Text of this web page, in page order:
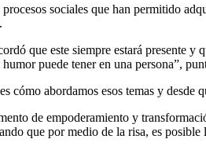
sociales que han permitido
que este siempre estará presente
puede tener en una persona”,
abordamos esos temas y desde
de empoderamiento y
que por medio de la risa, es